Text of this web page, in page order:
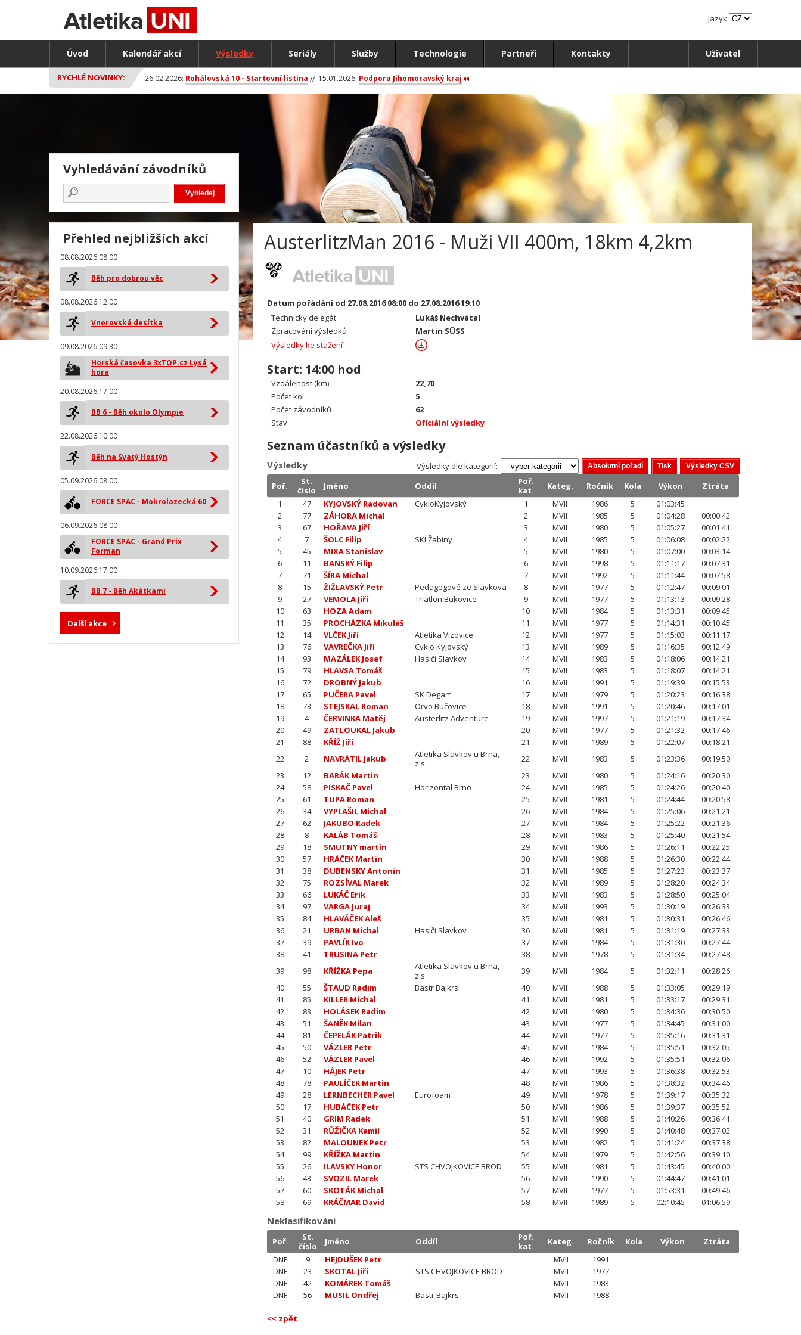
Jazyk
Úvod Kalendář akcí Výsledky Seriály Služby Technologie Partneři Kontakty Uživatel
RYCHLÉ NOVINKY: 26.02.2026: Rohálovská 10 - Startovní listina 15.01.2026: Podpora Jihomoravský kraj
AusterlitzMan 2016 - Muži VII 400m, 18km 4,2km
Datum pořádání od 27.08.2016 08:00 do 27.08.2016 19:10
Technický delegát
Lukáš Nechvátal
Zpracování výsledků
Martin SÜSS
Výsledky ke stažení
Start: 14:00 hod
Vzdálenost (km)
22,70
Počet kol
5
Počet závodníků
62
Stav
Oficiální výsledky
Seznam účastníků a výsledky
Výsledky
Výsledky dle kategorií:
Poř.
St.
číslo
Jméno Oddíl
Poř.
kat.
Kateg. Ročník Kola Výkon
Ztráta
1
47 KYJOVSKÝ Radovan CykloKyjovský 1 MVII 1986 5
01:03:45
2
77 ZÁHORA Michal 2 MVII 1985 5 01:04:28
00:00:42
3
67 HOŘAVA Jiří 3 MVII 1980 5 01:05:27
00:01:41
4
7 ŠOLC Filip SKI Žabiny 4 MVII 1985 5 01:06:08
00:02:22
5
45 MIXA Stanislav 5 MVII 1980 5 01:07:00
00:03:14
6
11 BANSKÝ Filip 6 MVII 1998 5 01:11:17
00:07:31
7
71 ŠÍRA Michal 7 MVII 1992 5 01:11:44
00:07:58
8
15 ŽIŽLAVSKÝ Petr Pedagogové ze Slavkova 8 MVII 1977 5 01:12:47
00:09:01
9
27 VEMOLA Jiří Triatlon Bukovice 9 MVII 1977 5 01:13:13
00:09:28
10
63 HOZA Adam 10 MVII 1984 5 01:13:31
00:09:45
11
35 PROCHÁZKA Mikuláš 11 MVII 1977 5 01:14:31
00:10:45
12
14 VLČEK Jiří Atletika Vizovice 12 MVII 1977 5 01:15:03
00:11:17
13
76 VAVREČKA Jiří Cyklo Kyjovský 13 MVII 1989 5 01:16:35
00:12:49
14
93 MAZÁLEK Josef Hasiči Slavkov 14 MVII 1983 5 01:18:06
00:14:21
15
79 HLAVSA Tomáš 15 MVII 1983 5 01:18:07
00:14:21
16
72 DROBNÝ Jakub 16 MVII 1991 5 01:19:39
00:15:53
17
65 PUČERA Pavel SK Degart 17 MVII 1979 5 01:20:23
00:16:38
18
73 STEJSKAL Roman Orvo Bučovice 18 MVII 1991 5 01:20:46
00:17:01
19
4 ČERVINKA Matěj Austerlitz Adventure 19 MVII 1997 5 01:21:19
00:17:34
20
49 ZATLOUKAL Jakub 20 MVII 1977 5 01:21:32
00:17:46
21
88 KŘÍŽ Jiří 21 MVII 1989 5 01:22:07
00:18:21
22
2 NAVRÁTIL Jakub
Atletika Slavkov u Brna,
z.s.
22 MVII 1983 5 01:23:36
00:19:50
23
12 BARÁK Martin 23 MVII 1980 5 01:24:16
00:20:30
24
58 PISKAČ Pavel Horizontal Brno 24 MVII 1985 5 01:24:26
00:20:40
25
61 TUPA Roman 25 MVII 1981 5 01:24:44
00:20:58
26
34 VYPLAŠIL Michal 26 MVII 1984 5 01:25:06
00:21:21
27
62 JAKUBO Radek 27 MVII 1984 5 01:25:22
00:21:36
28
8 KALÁB Tomáš 28 MVII 1983 5 01:25:40
00:21:54
29
18 SMUTNY martin 29 MVII 1986 5 01:26:11
00:22:25
30
57 HRÁČEK Martin 30 MVII 1988 5 01:26:30
00:22:44
31
38 DUBENSKY Antonin 31 MVII 1985 5 01:27:23
00:23:37
32
75 ROZSÍVAL Marek 32 MVII 1989 5 01:28:20
00:24:34
33
66 LUKÁČ Erik 33 MVII 1983 5 01:28:50
00:25:04
34
97 VARGA Juraj 34 MVII 1993 5 01:30:19
00:26:33
35
84 HLAVÁČEK Aleš 35 MVII 1981 5 01:30:31
00:26:46
36
21 URBAN Michal Hasiči Slavkov 36 MVII 1981 5 01:31:19
00:27:33
37
39 PAVLÍK Ivo 37 MVII 1984 5 01:31:30
00:27:44
38
41 TRUSINA Petr 38 MVII 1978 5 01:31:34
00:27:48
39
98 KŘÍŽKA Pepa
Atletika Slavkov u Brna,
z.s.
39 MVII 1984 5 01:32:11
00:28:26
40
55 ŠTAUD Radim Bastr Bajkrs 40 MVII 1988 5 01:33:05
00:29:19
41
85 KILLER Michal 41 MVII 1981 5 01:33:17
00:29:31
42
83 HOLÁSEK Radim 42 MVII 1980 5 01:34:36
00:30:50
43
51 ŠANĚK Milan 43 MVII 1977 5 01:34:45
00:31:00
44
81 ČEPELÁK Patrik 44 MVII 1977 5 01:35:16
00:31:31
45
50 VÁZLER Petr 45 MVII 1984 5 01:35:51
00:32:05
46
52 VÁZLER Pavel 46 MVII 1992 5 01:35:51
00:32:06
47
10 HÁJEK Petr 47 MVII 1993 5 01:36:38
00:32:53
48
78 PAULÍČEK Martin 48 MVII 1986 5 01:38:32
00:34:46
49
28 LERNBECHER Pavel Eurofoam 49 MVII 1978 5 01:39:17
00:35:32
50
17 HUBÁČEK Petr 50 MVII 1986 5 01:39:37
00:35:52
51
40 GRIM Radek 51 MVII 1988 5 01:40:26
00:36:41
52
31 RŮŽIČKA Kamil 52 MVII 1990 5 01:40:48
00:37:02
53
82 MALOUNEK Petr 53 MVII 1982 5 01:41:24
00:37:38
54
99 KŘÍŽKA Martin 54 MVII 1979 5 01:42:56
00:39:10
55
26 ILAVSKY Honor STS CHVOJKOVICE BROD 55 MVII 1981 5 01:43:45
00:40:00
56
43 SVOZIL Marek 56 MVII 1990 5 01:44:47
00:41:01
57
60 SKOTÁK Michal 57 MVII 1977 5 01:53:31
00:49:46
58
69 KRÁČMAR David 58 MVII 1989 5 02:10:45 01:06:59
Neklasifikováni
Poř.
St.
číslo
Jméno Oddíl
Poř.
kat.
Kateg. Ročník Kola Výkon
Ztráta
DNF
9 HEJDUŠEK Petr MVII
1991
DNF
23 SKOTAL Jiří STS CHVOJKOVICE BROD MVII
1977
DNF
42 KOMÁREK Tomáš MVII
1983
DNF
56 MUSIL Ondřej Bastr Bajkrs MVII 1988
<< zpět
Vyhledávání závodníků
Přehled nejbližších akcí
08.08.2026 08:00
Běh pro dobrou věc
08.08.2026 12:00
Vnorovská desítka
09.08.2026 09:30
Horská časovka 3xTOP.cz Lysá
hora
20.08.2026 17:00
BB 6 - Běh okolo Olympie
22.08.2026 10:00
Běh na Svatý Hostýn
05.09.2026 08:00
FORCE SPAC - Mokrolazecká 60
06.09.2026 08:00
FORCE SPAC - Grand Prix
Forman
10.09.2026 17:00
BB 7 - Běh Akátkami
Další akce